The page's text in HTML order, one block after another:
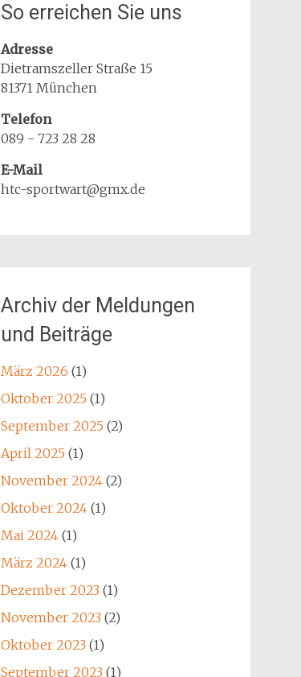
So erreichen Sie uns
Adresse
Dietramszeller Straße 15
81371 München
Telefon
089 - 723 28 28
E-Mail
htc-sportwart@gmx.de
Archiv der Meldungen
und Beiträge
März 2026 (1)
Oktober 2025(1)
September 2025(2)
April 2025(1)
November 2024(2)
Oktober 2024(1)
Mai 2024(1)
März 2024(1)
Dezember 2023 (1)
November 2023 (2)
Oktober 2023 (1)
September 2023 (1)